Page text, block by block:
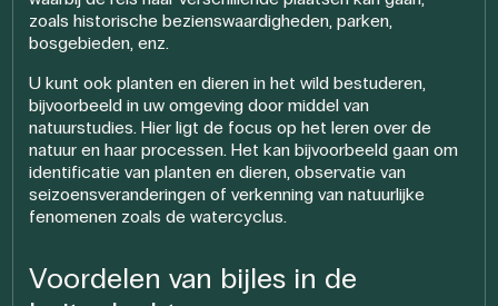
zoals historische bezienswaardigheden, parken,
bosgebieden, enz.
U kunt ook planten en dieren in het wild bestuderen,
bijvoorbeeld in uw omgeving door middel van
natuurstudies. Hier ligt de focus op het leren over de
natuur en haar processen. Het kan bijvoorbeeld gaan om
identificatie van planten en dieren, observatie van
seizoensveranderingen of verkenning van natuurlijke
fenomenen zoals de watercyclus.
Voordelen van bijles in de